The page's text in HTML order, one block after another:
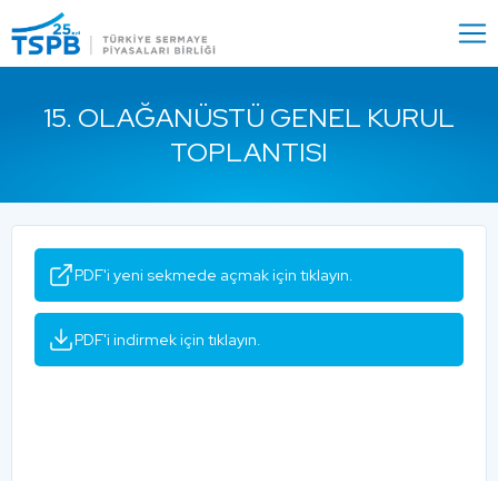
Close
15. OLAĞANÜSTÜ GENEL KURUL
TOPLANTISI
PDF'i yeni sekmede açmak için tıklayın.
PDF'i indirmek için tıklayın.